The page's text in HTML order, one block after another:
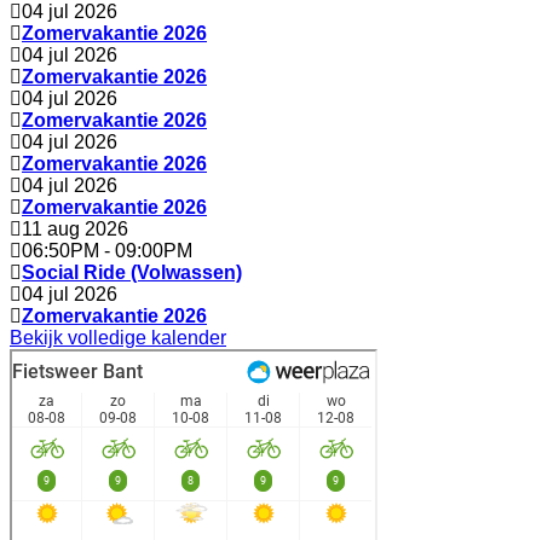
04 jul 2026
Zomervakantie 2026
04 jul 2026
Zomervakantie 2026
04 jul 2026
Zomervakantie 2026
04 jul 2026
Zomervakantie 2026
04 jul 2026
Zomervakantie 2026
11 aug 2026
06:50PM - 09:00PM
Social Ride (Volwassen)
04 jul 2026
Zomervakantie 2026
Bekijk volledige kalender